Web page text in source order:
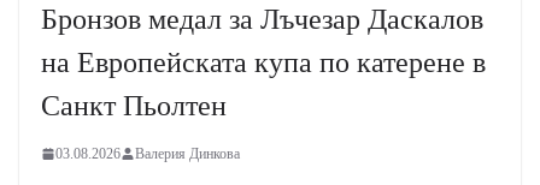
Бронзов медал за Лъчезар Даскалов
на Европейската купа по катерене в
Санкт Пьолтен
03.08.2026 Валерия Динкова